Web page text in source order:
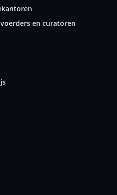
en curatoren